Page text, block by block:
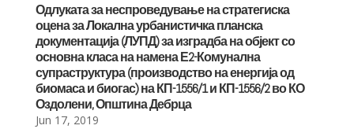
Одлуката за неспроведување на стратегиска
оцена за Локална урбанистичка планска
документација (ЛУПД) за изградба на објект со
основна класа на намена Е2-Комунална
супраструктура (производство на енергија од
биомаса и биогас) на КП-1556/1 и КП-1556/2 во КО
Оздолени, Општина Дебрца
Jun 17, 2019